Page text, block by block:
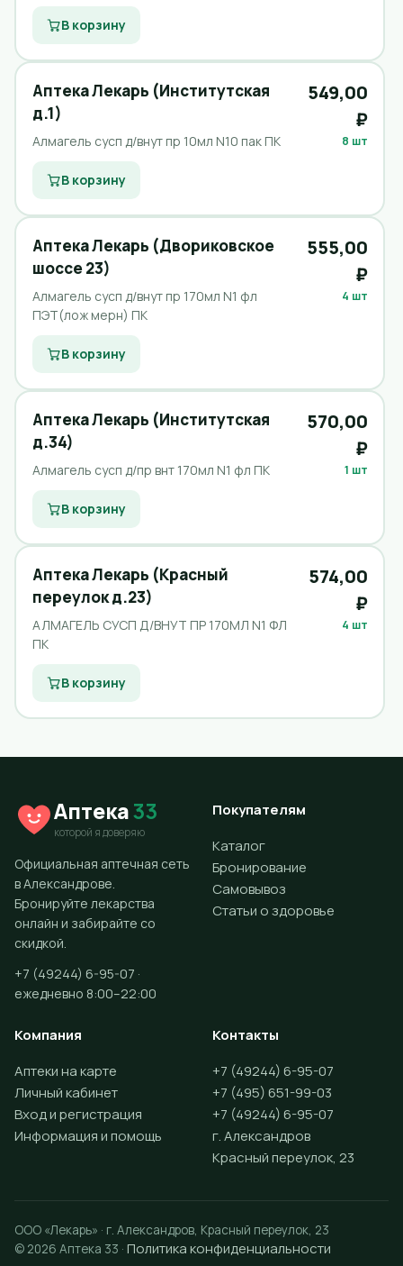
В корзину
Аптека Лекарь (Институтская
д.1)
Алмагель сусп д/внут пр 10мл N10 пак ПК
549,00
₽
8 шт
В корзину
Аптека Лекарь (Двориковское
шоссе 23)
Алмагель сусп д/внут пр 170мл N1 фл
ПЭТ(лож мерн) ПК
555,00
₽
4 шт
В корзину
Аптека Лекарь (Институтская
д.34)
Алмагель сусп д/пр внт 170мл N1 фл ПК
570,00
₽
1 шт
В корзину
Аптека Лекарь (Красный
переулок д.23)
АЛМАГЕЛЬ СУСП Д/ВНУТ ПР 170МЛ N1 ФЛ
ПК
574,00
₽
4 шт
В корзину
Аптека33
которой я доверяю
Официальная аптечная сеть
в Александрове.
Бронируйте лекарства
онлайн и забирайте со
скидкой.
+7 (49244) 6-95-07 ·
ежедневно 8:00–22:00
Покупателям
Каталог
Бронирование
Самовывоз
Статьи о здоровье
Компания
Аптеки на карте
Личный кабинет
Вход и регистрация
Информация и помощь
Контакты
+7 (49244) 6-95-07
+7 (495) 651-99-03
+7 (49244) 6-95-07
г. Александров
Красный переулок, 23
ООО «Лекарь» · г. Александров, Красный переулок, 23
© 2026 Аптека 33 · Политика конфиденциальности